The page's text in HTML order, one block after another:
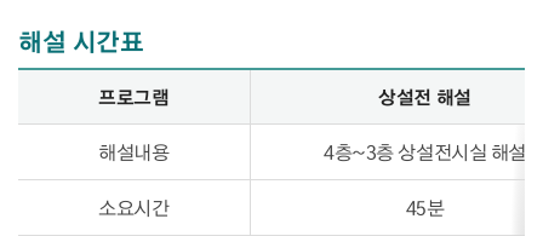
해설 시간표
해설 시간표 - 프로그램, 상설전 해설, 특별전 해설 정보제공
프로그램 상설전 해설
해설내용
4층~3층 상설전시실 해설
소요시간
45분